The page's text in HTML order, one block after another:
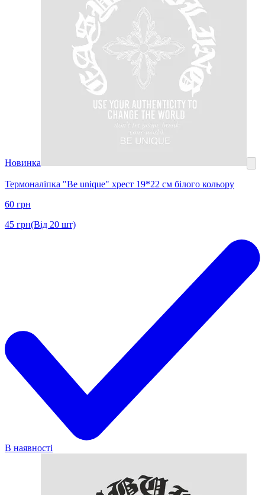
Новинка
Термоналіпка "Be unique" хрест 19*22 см білого кольору
60 грн
45 грн(Від 20 шт)
В наявності